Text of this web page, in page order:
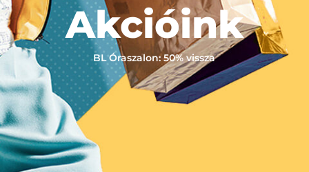
Akcióink
BL Óraszalon: 50% vissza